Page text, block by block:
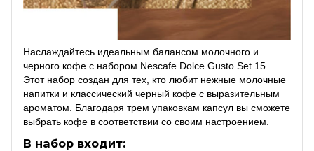
Наслаждайтесь идеальным балансом молочного и
черного кофе с набором Nescafe Dolce Gusto Set 15.
Этот набор создан для тех, кто любит нежные молочные
напитки и классический черный кофе с выразительным
ароматом. Благодаря трем упаковкам капсул вы сможете
выбрать кофе в соответствии со своим настроением.
В набор входит: